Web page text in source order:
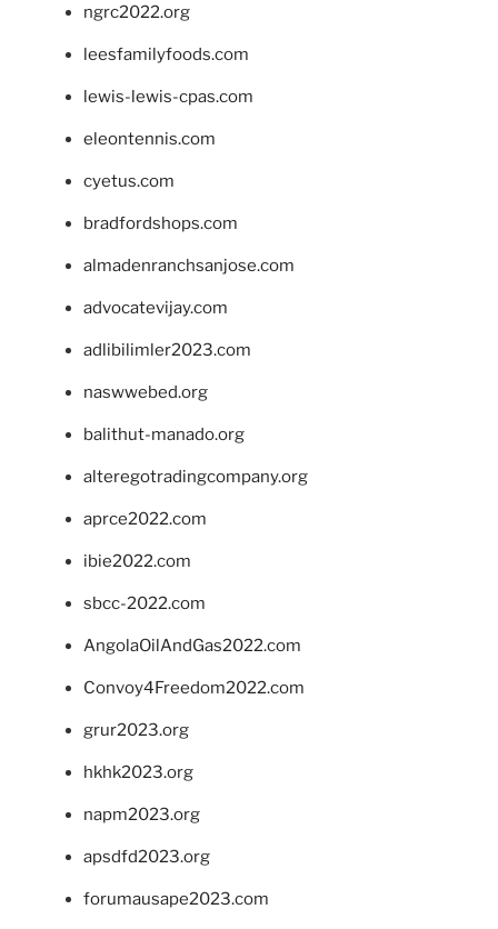
ngrc2022.org
leesfamilyfoods.com
lewis-lewis-cpas.com
eleontennis.com
cyetus.com
bradfordshops.com
almadenranchsanjose.com
advocatevijay.com
adlibilimler2023.com
naswwebed.org
balithut-manado.org
alteregotradingcompany.org
aprce2022.com
ibie2022.com
sbcc-2022.com
AngolaOilAndGas2022.com
Convoy4Freedom2022.com
grur2023.org
hkhk2023.org
napm2023.org
apsdfd2023.org
forumausape2023.com